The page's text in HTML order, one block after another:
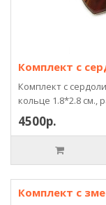
Комплект с
Комплект с
кольце 1.8*2.8 см.,
4500р.
Комплект с